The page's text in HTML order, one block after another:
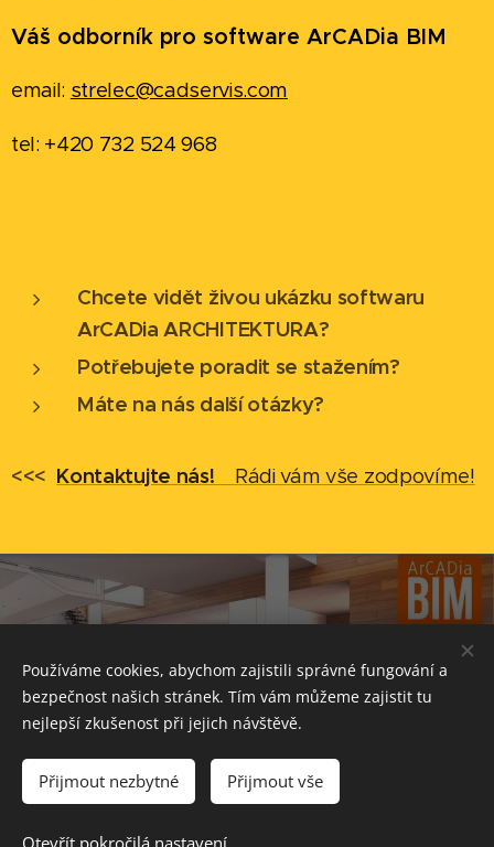
Váš odborník pro software ArCADia BIM
email: strelec@cadservis.com
tel: +420 732 524 968
Chcete vidět živou ukázku softwaru
ArCADia ARCHITEKTURA?
Potřebujete poradit se stažením?
Máte na nás další otázky?
<<< Kontaktujte nás! Rádi vám vše zodpovíme!
...
BIM-CAD.CZ, Technologická 373/4, Ostrava, 708 00
Používáme cookies, abychom zajistili správné fungování a
bezpečnost našich stránek. Tím vám můžeme zajistit tu
nejlepší zkušenost při jejich návštěvě.
Přijmout nezbytné Přijmout vše
Otevřít pokročilá nastavení